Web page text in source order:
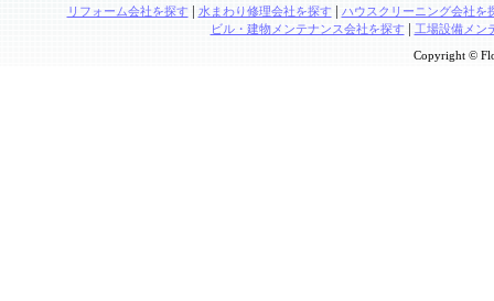
リフォーム会社を探す | 水まわり修理会社を探す | ハウスクリーニング会社を
ビル・建物メンテナンス会社を探す| 工場設備メン
Copyright ©